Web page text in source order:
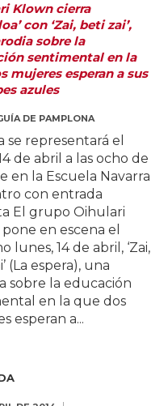
Klown cierra
con ‘Zai, beti zai’,
sobre la
sentimental en la
mujeres esperan a sus
azules
DE PAMPLONA
se representará el
de abril a las ocho de
en la Escuela Navarra
con entrada
El grupo Oihulari
en escena el
lunes, 14 de abril, ‘Zai,
(La espera), una
sobre la educación
en la que dos
esperan a...